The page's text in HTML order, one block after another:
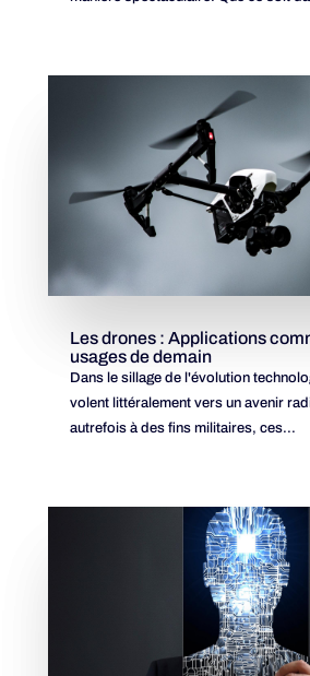
Les drones : Applications
usages de demain
Dans le sillage de l'évolution
volent littéralement vers un avenir
autrefois à des fins militaires, ces...